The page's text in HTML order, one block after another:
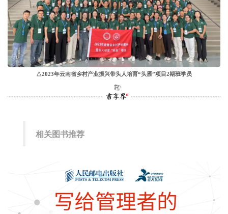
△2023年云南省乡村产业振兴带头人培育“头雁”项目2期班学员
相关图书推荐